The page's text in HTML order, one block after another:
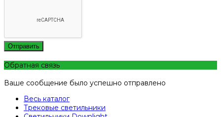
Отправить
Обратная связь
Ваше сообщение было успешно отправлено
Весь каталог
Трековые светильники